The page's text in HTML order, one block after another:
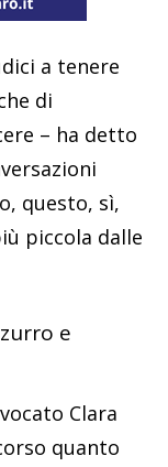
a tenere
di
– ha detto
questo, sì,
piccola dalle
e
Clara
quanto